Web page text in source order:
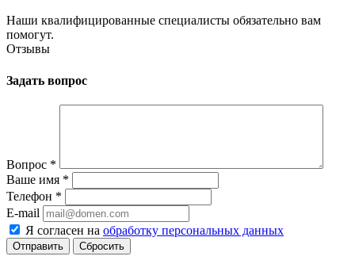
Наши квалифицированные специалисты обязательно вам
помогут.
Отзывы
Задать вопрос
Вопрос *
Ваше имя *
Телефон *
E-mail
Я согласен на обработку персональных данных
Сбросить